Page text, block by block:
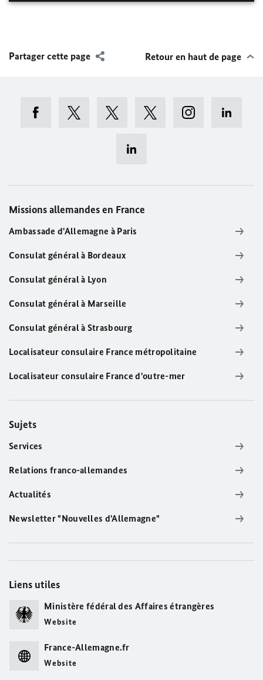
Partager cette page Retour en haut de page
Missions allemandes en France
Ambassade d'Allemagne à Paris
Consulat général à Bordeaux
Consulat général à Lyon
Consulat général à Marseille
Consulat général à Strasbourg
Localisateur consulaire France métropolitaine
Localisateur consulaire France d'outre-mer
Sujets
Services
Relations franco-allemandes
Actualités
Newsletter "Nouvelles d'Allemagne"
Liens utiles
Ministère fédéral des Affaires étrangères
Website
France-Allemagne.fr
Website